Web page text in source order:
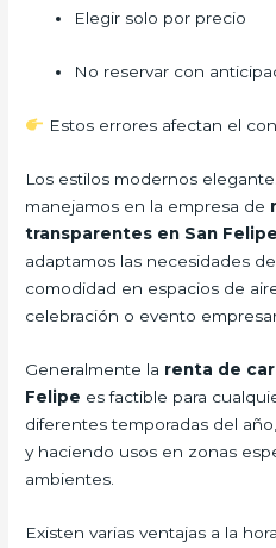
Elegir solo por precio
No reservar con
Estos errores afectan el
Los estilos modernos
manejamos en la empresa de
transparentes en San Felipe
adaptamos las necesidades
comodidad en espacios de
celebración o evento
Generalmente la renta de
Felipe es factible para
diferentes temporadas del
y haciendo usos en zonas
ambientes.
Existen varias ventajas a la